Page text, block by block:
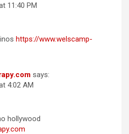
11:40 PM
https://www.welscamp-
says:
4:02 AM
hollywood